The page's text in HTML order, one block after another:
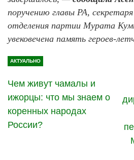
поручению главы РА, секретаря
отделения партии Мурата
увековечена память героев-
АКТУАЛЬНО
Чем живут чамалы и
ижорцы: что мы знаем о
коренных народах
России?